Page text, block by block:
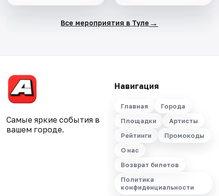
Все мероприятия в Туле →
Самые яркие события в
вашем городе.
Навигация
Главная
Города
Площадки
Артисты
Рейтинги
Промокоды
О нас
Возврат билетов
Политика
конфиденциальности